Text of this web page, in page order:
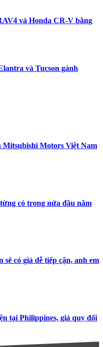
và Honda CR-V bằng
và Tucson gánh
Mitsubishi Motors Việt Nam
có trong nửa đầu năm
có giá dễ tiếp cận, anh em
tại Philippines, giá quy đổi